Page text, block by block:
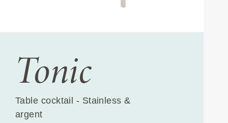
Tonic
Table cocktail - Stainless &
argent